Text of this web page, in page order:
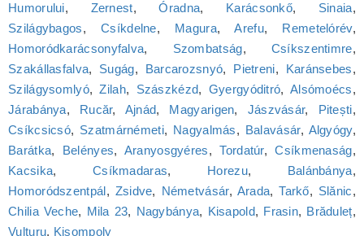
Humorului, Zernest,Óradna, Karácsonkő, Sinaia,
Szilágybagos,Csíkdelne, Magura,Arefu, Remetelórév,
Homoródkarácsonyfalva, Szombatság, Csíkszentimre,
Szakállasfalva, Sugág, Barcarozsnyó, Pietreni, Karánsebes,
Szilágysomlyó,Zilah, Szászkézd, Gyergyóditró, Alsómoécs,
Járabánya, Rucăr, Ajnád, Magyarigen, Jászvásár, Pitești,
Csíkcsicsó, Szatmárnémeti, Nagyalmás, Balavásár, Algyógy,
Barátka, Belényes, Aranyosgyéres,Tordatúr,Csíkmenaság,
Kacsika, Csíkmadaras, Horezu, Balánbánya,
Homoródszentpál, Zsidve, Németvásár, Arada,Tarkő, Slănic,
Chilia Veche, Mila 23, Nagybánya, Kisapold, Frasin, Brăduleț,
Vulturu, Kisompoly